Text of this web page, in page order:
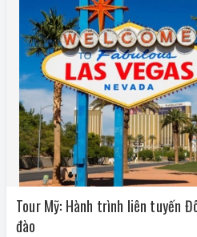
Tour Mỹ: Hành trình liên tuyến
đào